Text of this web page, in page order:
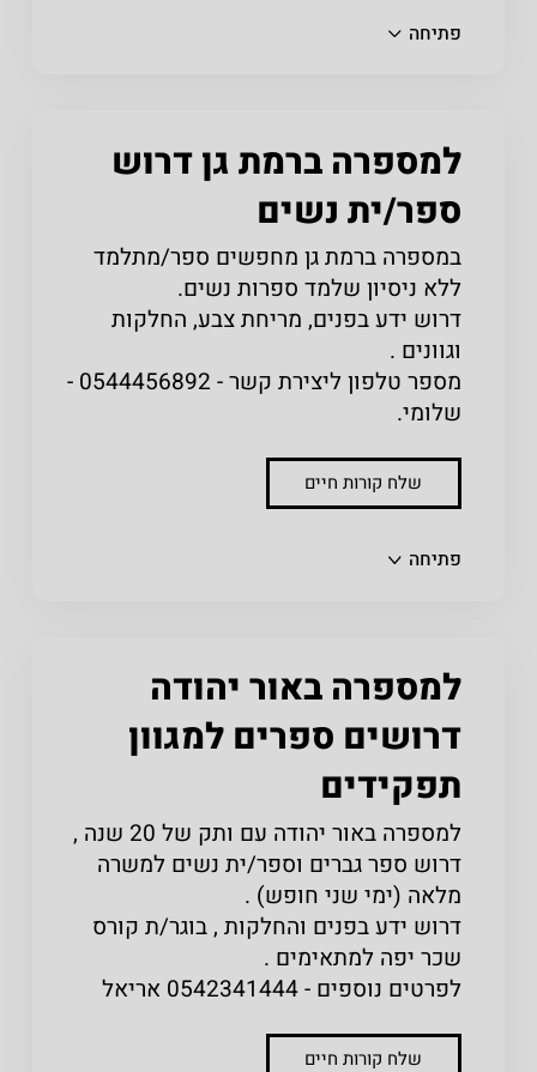
פתיחה
למספרה ברמת גן דרוש
ספר/ית נשים
במספרה ברמת גן מחפשים ספר/מתלמד
ללא ניסיון שלמד ספרות נשים.
דרוש ידע בפנים, מריחת צבע, החלקות
וגוונים .
מספר טלפון ליצירת קשר - 0544456892 -
שלומי.
שלח קורות חיים
פתיחה
למספרה באור יהודה
דרושים ספרים למגוון
תפקידים
למספרה באור יהודה עם ותק של 20 שנה ,
דרוש ספר גברים וספר/ית נשים למשרה
מלאה (ימי שני חופש) .
דרוש ידע בפנים והחלקות , בוגר/ת קורס
שכר יפה למתאימים .
לפרטים נוספים - 0542341444 אריאל
שלח קורות חיים